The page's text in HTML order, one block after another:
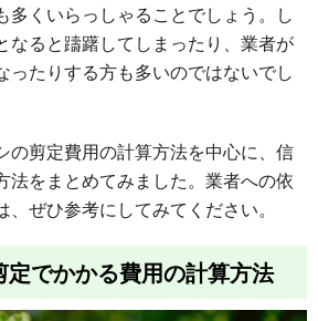
多くいらっしゃることでしょう。し
なると躊躇してしまったり、業者が
ったりする方も多いのではないでし
の剪定費用の計算方法を中心に、信
法をまとめてみました。業者への依
ぜひ参考にしてみてください。
定でかかる費用の計算方法